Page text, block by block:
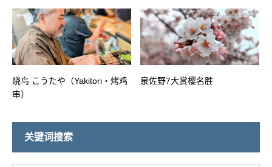
烧鸟 こうたや（Yakitori・烤鸡
串）
泉佐野7大赏樱名胜
关键词搜索